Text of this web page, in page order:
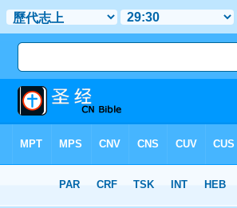
章 29> 聖經金句 30